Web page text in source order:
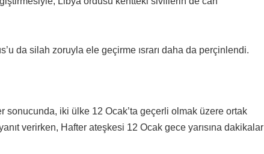
da silah zoruyla ele geçirme ısrarı daha da perçinlendi.
iki ülke 12 Ocak’ta geçerli olmak üzere ortak
verirken, Hafter ateşkesi 12 Ocak gece yarısına dakikalar